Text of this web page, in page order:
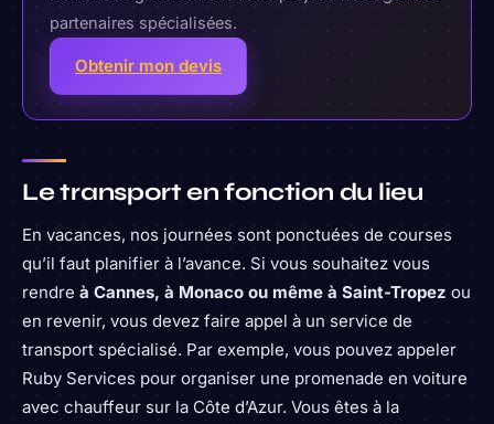
partenaires spécialisées.
Obtenir mon devis
Le transport en fonction du lieu
En vacances, nos journées sont ponctuées de courses
qu’il faut planifier à l’avance. Si vous souhaitez vous
rendre à Cannes, à Monaco ou même à Saint-Tropez ou
en revenir, vous devez faire appel à un service de
transport spécialisé. Par exemple, vous pouvez appeler
Ruby Services pour organiser une promenade en voiture
avec chauffeur sur la Côte d’Azur. Vous êtes à la